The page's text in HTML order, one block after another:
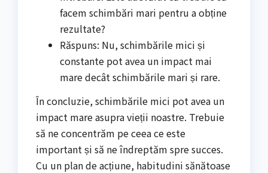
facem schimbări mari pentru a obține
rezultate?
Răspuns: Nu, schimbările mici și
constante pot avea un impact mai
mare decât schimbările mari și rare.
În concluzie, schimbările mici pot avea un
impact mare asupra vieții noastre. Trebuie
să ne concentrăm pe ceea ce este
important și să ne îndreptăm spre succes.
Cu un plan de acțiune, habitudini sănătoase